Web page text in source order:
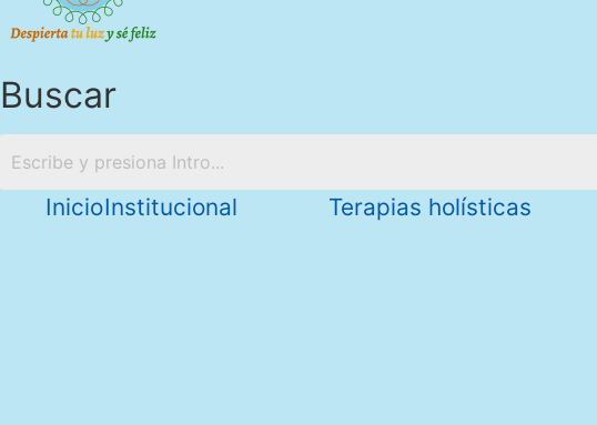
Buscar
InicioInstitucional Terapias holísticas